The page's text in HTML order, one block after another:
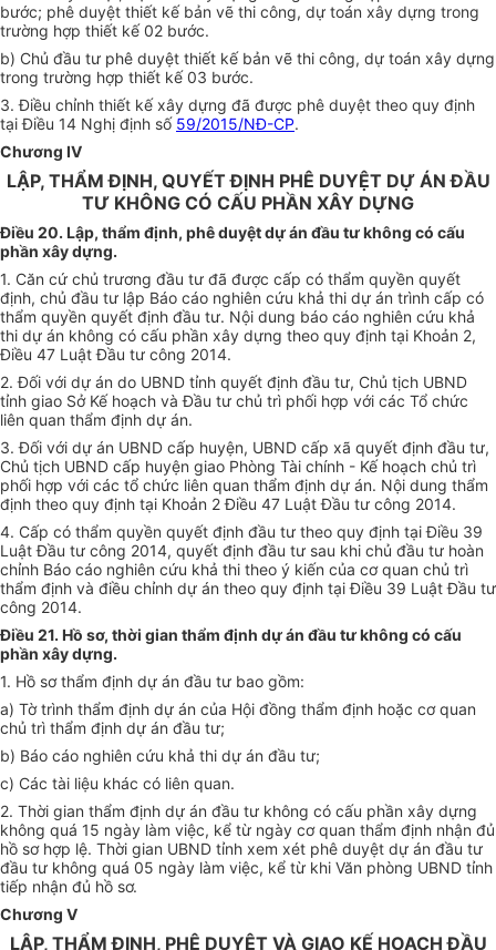
bước; phê duyệt thiết kế bản vẽ thi công, dự toán xây dựng trong
trường hợp thiết kế 02 bước.
b) Chủ đầu tư phê duyệt thiết kế bản vẽ thi công, dự toán xây dựng
trong trường hợp thiết kế 03 bước.
3. Điều chỉnh thiết kế xây dựng đã được phê duyệt theo quy định
tại Điều 14 Nghị định số 59/2015/NĐ-CP.
Chương IV
LẬP, THẨM ĐỊNH, QUYẾT ĐỊNH PHÊ DUYỆT DỰ ÁN ĐẦU
TƯ KHÔNG CÓ CẤU PHẦN XÂY DỰNG
Điều 20. Lập, thẩm định, phê duyệt dự án đầu tư không có cấu
phần xây dựng.
1. Căn cứ chủ trương đầu tư đã được cấp có thẩm quyền quyết
định, chủ đầu tư lập Báo cáo nghiên cứu khả thi dự án trình cấp có
thẩm quyền quyết định đầu tư. Nội dung báo cáo nghiên cứu khả
thi dự án không có cấu phần xây dựng theo quy định tại Khoản 2,
Điều 47 Luật Đầu tư công 2014.
2. Đối với dự án do UBND tỉnh quyết định đầu tư, Chủ tịch UBND
tỉnh giao Sở Kế hoạch và Đầu tư chủ trì phối hợp với các Tổ chức
liên quan thẩm định dự án.
3. Đối với dự án UBND cấp huyện, UBND cấp xã quyết định đầu tư,
Chủ tịch UBND cấp huyện giao Phòng Tài chính - Kế hoạch chủ trì
phối hợp với các tổ chức liên quan thẩm định dự án. Nội dung thẩm
định theo quy định tại Khoản 2 Điều 47 Luật Đầu tư công 2014.
4. Cấp có thẩm quyền quyết định đầu tư theo quy định tại Điều 39
Luật Đầu tư công 2014, quyết định đầu tư sau khi chủ đầu tư hoàn
chỉnh Báo cáo nghiên cứu khả thi theo ý kiến của cơ quan chủ trì
thẩm định và điều chỉnh dự án theo quy định tại Điều 39 Luật Đầu tư
công 2014.
Điều 21. Hồ sơ, thời gian thẩm định dự án đầu tư không có cấu
phần xây dựng.
1. Hồ sơ thẩm định dự án đầu tư bao gồm:
a) Tờ trình thẩm định dự án của Hội đồng thẩm định hoặc cơ quan
chủ trì thẩm định dự án đầu tư;
b) Báo cáo nghiên cứu khả thi dự án đầu tư;
c) Các tài liệu khác có liên quan.
2. Thời gian thẩm định dự án đầu tư không có cấu phần xây dựng
không quá 15 ngày làm việc, kể từ ngày cơ quan thẩm định nhận đủ
hồ sơ hợp lệ. Thời gian UBND tỉnh xem xét phê duyệt dự án đầu tư
đầu tư không quá 05 ngày làm việc, kể từ khi Văn phòng UBND tỉnh
tiếp nhận đủ hồ sơ.
Chương V
LẬP, THẨM ĐỊNH, PHÊ DUYỆT VÀ GIAO KẾ HOẠCH ĐẦU